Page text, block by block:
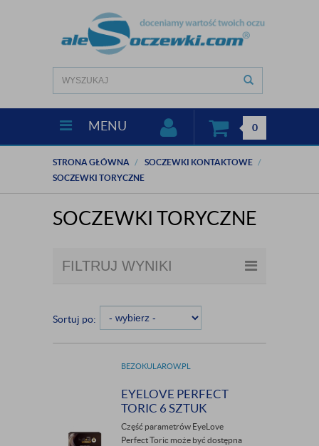
MENU 0
STRONA GŁÓWNA
SOCZEWKI KONTAKTOWE
SOCZEWKI TORYCZNE
SOCZEWKI TORYCZNE
FILTRUJ WYNIKI
Sortuj po:
BEZOKULAROW.PL
EYELOVE PERFECT
TORIC 6 SZTUK
Część parametrów EyeLove
Perfect Toric może być dostępna